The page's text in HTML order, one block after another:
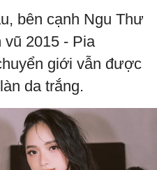
bên cạnh Ngu Thư
vũ 2015 - Pia
giới vẫn được
da trắng.